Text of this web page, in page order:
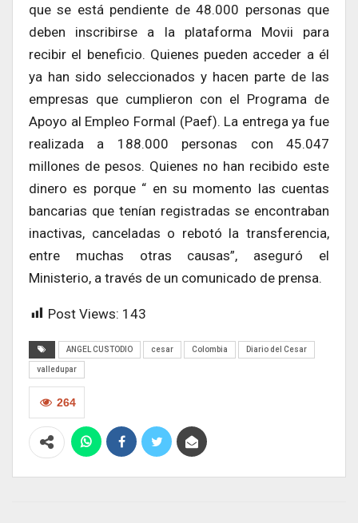
que se está pendiente de 48.000 personas que
deben inscribirse a la plataforma Movii para
recibir el beneficio. Quienes pueden acceder a él
ya han sido seleccionados y hacen parte de las
empresas que cumplieron con el Programa de
Apoyo al Empleo Formal (Paef). La entrega ya fue
realizada a 188.000 personas con 45.047
millones de pesos. Quienes no han recibido este
dinero es porque “ en su momento las cuentas
bancarias que tenían registradas se encontraban
inactivas, canceladas o rebotó la transferencia,
entre muchas otras causas”, aseguró el
Ministerio, a través de un comunicado de prensa.
Post Views: 143
ANGEL CUSTODIO cesar Colombia Diario del Cesar
valledupar
264